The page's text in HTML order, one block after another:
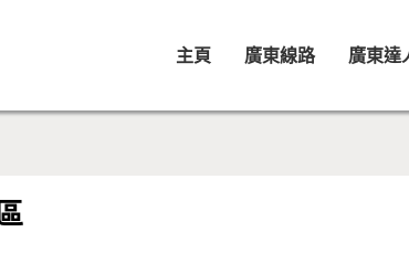
廣東達
廣東線路
主頁